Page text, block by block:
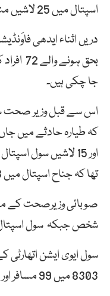
اسپتال میں 25 لاشیں منتقل کردی گئی ہیں۔
دریں اثناء ایدھی
بحق
جا چکی ہیں۔
اس سے قبل وزیر صحت
اور 15 لاشیں سول
تھا کہ جناح اسپتال میں 3 لاشوں کی شناخت ہوچکی ہے۔
صوبائی وزیرصحت کے
شخص جبکہ سول
سول ایوی ایشن
8303 میں 99 مسافر اور عملے کے 8 ارکان سوار تھے۔